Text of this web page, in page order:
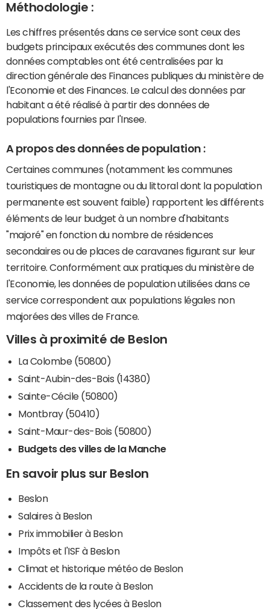
Méthodologie :
Les chiffres présentés dans ce service sont ceux des
budgets principaux exécutés des communes dont les
données comptables ont été centralisées par la
direction générale des Finances publiques du ministère de
l'Economie et des Finances. Le calcul des données par
habitant a été réalisé à partir des données de
populations fournies par l'Insee.
A propos des données de population :
Certaines communes (notamment les communes
touristiques de montagne ou du littoral dont la population
permanente est souvent faible) rapportent les différents
éléments de leur budget à un nombre d'habitants
"majoré" en fonction du nombre de résidences
secondaires ou de places de caravanes figurant sur leur
territoire. Conformément aux pratiques du ministère de
l'Economie, les données de population utilisées dans ce
service correspondent aux populations légales non
majorées des villes de France.
Villes à proximité de Beslon
La Colombe (50800)
Saint-Aubin-des-Bois (14380)
Sainte-Cécile (50800)
Montbray (50410)
Saint-Maur-des-Bois (50800)
Budgets des villes de la Manche
En savoir plus sur Beslon
Beslon
Salaires à Beslon
Prix immobilier à Beslon
Impôts et l'ISF à Beslon
Climat et historique météo de Beslon
Accidents de la route à Beslon
Classement des lycées à Beslon